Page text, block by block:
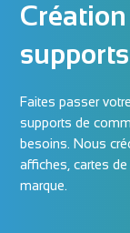
Faites passer
supports de
besoins. Nous
affiches, cartes
marque.